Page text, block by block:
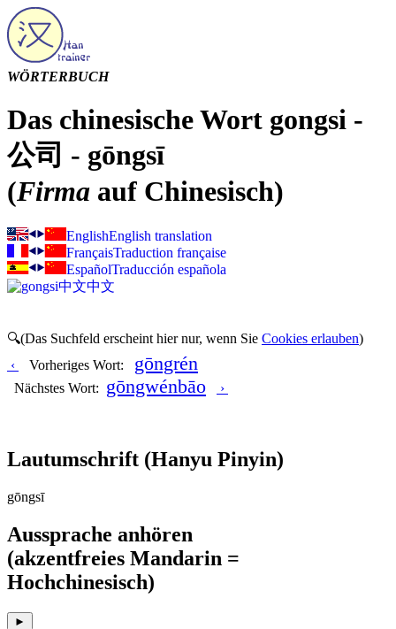
WÖRTERBUCH
Das chinesische Wort gongsi -
公司 - gōngsī
(Firma auf Chinesisch)
EnglishEnglish translation
FrançaisTraduction française
EspañolTraducción española
中文中文
🔍(Das Suchfeld erscheint hier nur, wenn Sie Cookies erlauben)
‹
Vorheriges Wort: gōngrén
Nächstes Wort: gōngwénbāo ›
Lautumschrift (Hanyu Pinyin)
gōngsī
Aussprache anhören
(akzentfreies Mandarin =
Hochchinesisch)
►